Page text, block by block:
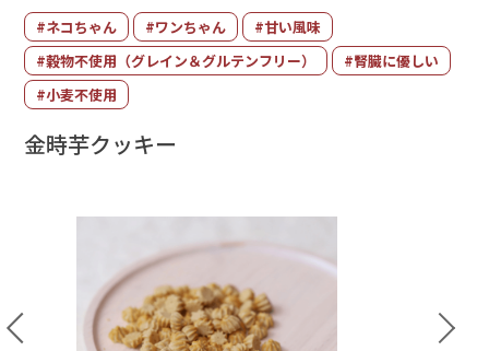
#ネコちゃん #ワンちゃん
#甘い風味
#穀物不使用（グレイン＆グルテンフリー）
#腎臓に優しい
#小麦不使用
金時芋クッキー